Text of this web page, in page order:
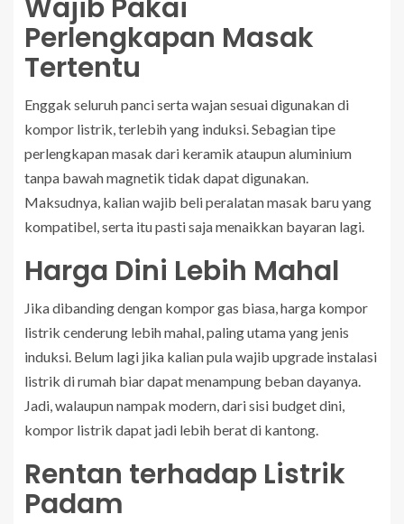
Wajib Pakai
Perlengkapan Masak
Tertentu
Enggak seluruh panci serta wajan sesuai digunakan di
kompor listrik, terlebih yang induksi. Sebagian tipe
perlengkapan masak dari keramik ataupun aluminium
tanpa bawah magnetik tidak dapat digunakan.
Maksudnya, kalian wajib beli peralatan masak baru yang
kompatibel, serta itu pasti saja menaikkan bayaran lagi.
Harga Dini Lebih Mahal
Jika dibanding dengan kompor gas biasa, harga kompor
listrik cenderung lebih mahal, paling utama yang jenis
induksi. Belum lagi jika kalian pula wajib upgrade instalasi
listrik di rumah biar dapat menampung beban dayanya.
Jadi, walaupun nampak modern, dari sisi budget dini,
kompor listrik dapat jadi lebih berat di kantong.
Rentan terhadap Listrik
Padam